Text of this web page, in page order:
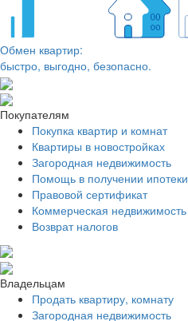
Обмен квартир:
быстро, выгодно, безопасно.
Покупателям
Покупка квартир и комнат
Квартиры в новостройках
Загородная недвижимость
Помощь в получении ипотеки
Правовой сертификат
Коммерческая недвижимость
Возврат налогов
Владельцам
Продать квартиру, комнату
Загородная недвижимость